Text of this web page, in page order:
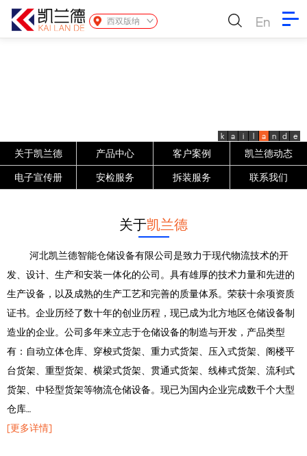
西双版纳 En
k a i l a n d e
关于凯兰德 产品中心 客户案例 凯兰德动态
电子宣传册 安检服务 拆装服务 联系我们
关于凯兰德
河北凯兰德智能仓储设备有限公司是致力于现代物流技术的开
发、设计、生产和安装一体化的公司。具有雄厚的技术力量和先进的
生产设备，以及成熟的生产工艺和完善的质量体系。荣获十余项资质
证书。企业历经了数十年的创业历程，现已成为北方地区仓储设备制
造业的企业。公司多年来立志于仓储设备的制造与开发，产品类型
有：自动立体仓库、穿梭式货架、重力式货架、压入式货架、阁楼平
台货架、重型货架、横梁式货架、贯通式货架、线棒式货架、流利式
货架、中轻型货架等物流仓储设备。现已为国内企业完成数千个大型
仓库…
[更多详情]